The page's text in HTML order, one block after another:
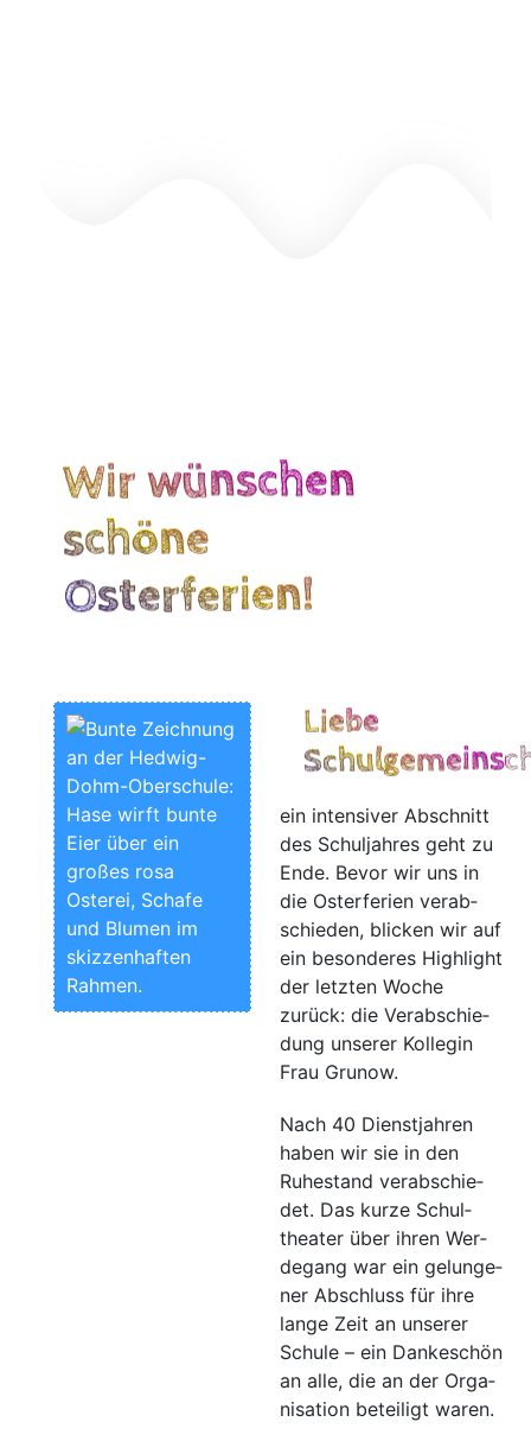
Wir wünschen
schöne
Osterferien!
Liebe
ein inten­si­ver Abschnitt
des Schul­jah­res geht zu
Ende. Bevor wir uns in
die Oster­fe­ri­en ver­ab­
schie­den, bli­cken wir auf
ein beson­de­res High­light
der letz­ten Woche
zurück: die Ver­ab­schie­
dung unse­rer Kol­le­gin
Frau Grunow.
Nach 40 Dienst­jah­ren
haben wir sie in den
Ruhe­stand ver­ab­schie­
det. Das kur­ze Schul­
thea­ter über ihren Wer­
de­gang war ein gelun­ge­
ner Abschluss für ihre
lan­ge Zeit an unse­rer
Schu­le – ein Dan­ke­schön
an alle, die an der Orga­
ni­sa­ti­on betei­ligt waren.